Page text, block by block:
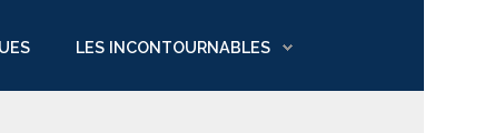
LES INCONTOURNABLES